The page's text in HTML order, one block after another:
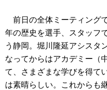
前日の全体ミーティング
年の歴史を選手、スタッフ
う静岡。堀川隆延アシスタ
なってからはアカデミー（
て、さまざまな学びを得て
は素晴らしい。これからも